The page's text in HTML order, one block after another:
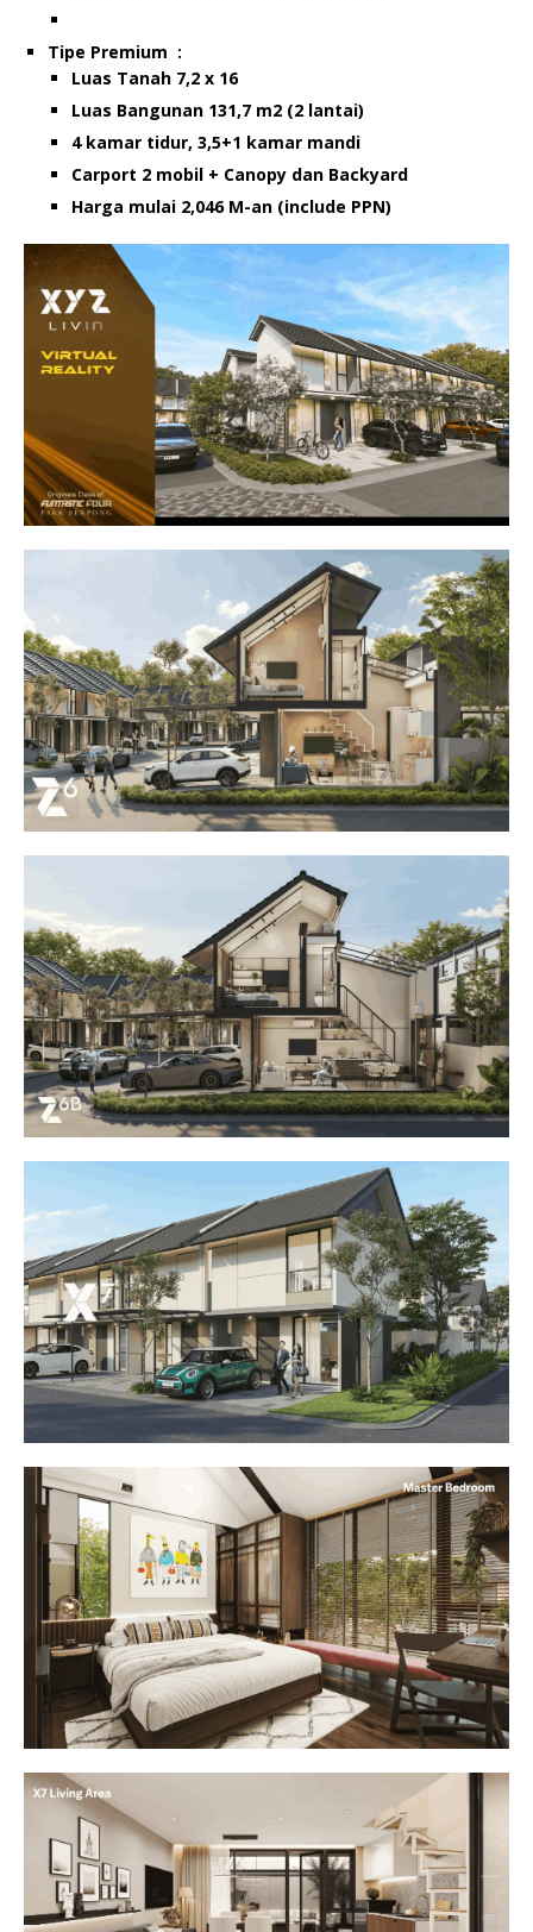
Tipe Premium :
Luas Tanah 7,2 x 16
Luas Bangunan 131,7 m2 (2 lantai)
4 kamar tidur, 3,5+1 kamar mandi
Carport 2 mobil + Canopy dan Backyard
Harga mulai 2,046 M-an (include PPN)